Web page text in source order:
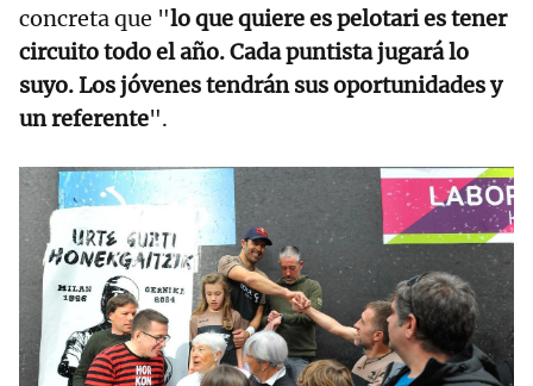
concreta que "lo que quiere es pelotari es tener
circuito todo el año. Cada puntista jugará lo
suyo. Los jóvenes tendrán sus oportunidades y
un referente".